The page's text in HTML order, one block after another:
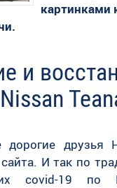
картинками
и
дорогие друзья
И так по
covid-19 по